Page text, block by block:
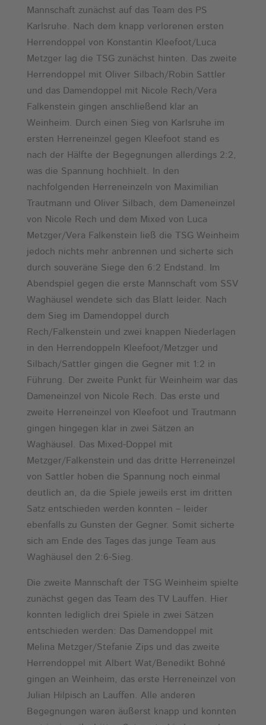
Mannschaft zunächst auf das Team des PS
Karlsruhe. Nach dem knapp verlorenen ersten
Herrendoppel von Konstantin Kleefoot/Luca
Metzger lag die TSG zunächst hinten. Das zweite
Herrendoppel mit Oliver Silbach/Robin Sattler
und das Damendoppel mit Nicole Rech/Vera
Falkenstein gingen anschließend klar an
Weinheim. Durch einen Sieg von Karlsruhe im
ersten Herreneinzel gegen Kleefoot stand es
nach der Hälfte der Begegnungen allerdings 2:2,
was die Spannung hochhielt. In den
nachfolgenden Herreneinzeln von Maximilian
Trautmann und Oliver Silbach, dem Dameneinzel
von Nicole Rech und dem Mixed von Luca
Metzger/Vera Falkenstein ließ die TSG Weinheim
jedoch nichts mehr anbrennen und sicherte sich
durch souveräne Siege den 6:2 Endstand. Im
Abendspiel gegen die erste Mannschaft vom SSV
Waghäusel wendete sich das Blatt leider. Nach
dem Sieg im Damendoppel durch
Rech/Falkenstein und zwei knappen Niederlagen
in den Herrendoppeln Kleefoot/Metzger und
Silbach/Sattler gingen die Gegner mit 1:2 in
Führung. Der zweite Punkt für Weinheim war das
Dameneinzel von Nicole Rech. Das erste und
zweite Herreneinzel von Kleefoot und Trautmann
gingen hingegen klar in zwei Sätzen an
Waghäusel. Das Mixed-Doppel mit
Metzger/Falkenstein und das dritte Herreneinzel
von Sattler hoben die Spannung noch einmal
deutlich an, da die Spiele jeweils erst im dritten
Satz entschieden werden konnten – leider
ebenfalls zu Gunsten der Gegner. Somit sicherte
sich am Ende des Tages das junge Team aus
Waghäusel den 2:6-Sieg.
Die zweite Mannschaft der TSG Weinheim spielte
zunächst gegen das Team des TV Lauffen. Hier
konnten lediglich drei Spiele in zwei Sätzen
entschieden werden: Das Damendoppel mit
Melina Metzger/Stefanie Zips und das zweite
Herrendoppel mit Albert Wat/Benedikt Bohné
gingen an Weinheim, das erste Herreneinzel von
Julian Hilpisch an Lauffen. Alle anderen
Begegnungen waren äußerst knapp und konnten